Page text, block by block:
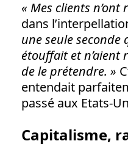
« Mes clients n’ont
dans
une seule
étouffait et n’aient
de le prétendre. »
entendait
passé aux Etats-
Capitalisme,